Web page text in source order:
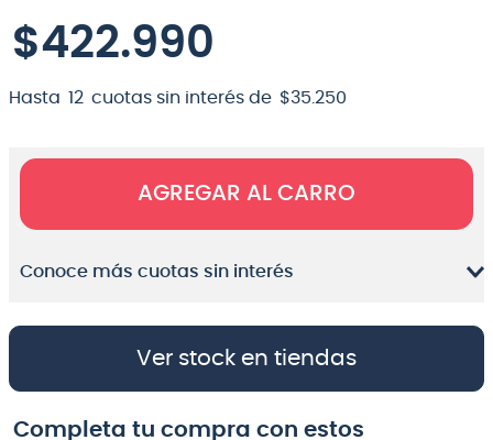
$422.990
Hasta 12 cuotas sin interés de $35 250
AGREGAR AL CARRO
Conoce más cuotas sin interés
Ver stock en tiendas
Completa tu compra con estos